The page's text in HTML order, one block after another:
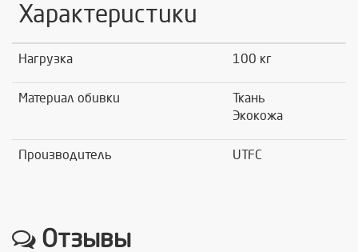
Характеристики
Нагрузка 100 кг
Материал обивки
Ткань
Экокожа
Производитель UTFC
Отзывы